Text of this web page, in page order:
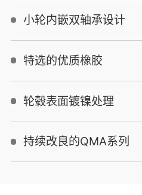
小轮内嵌双轴承设计
特选的优质橡胶
轮毂表面镀镍处理
持续改良的QMA系列